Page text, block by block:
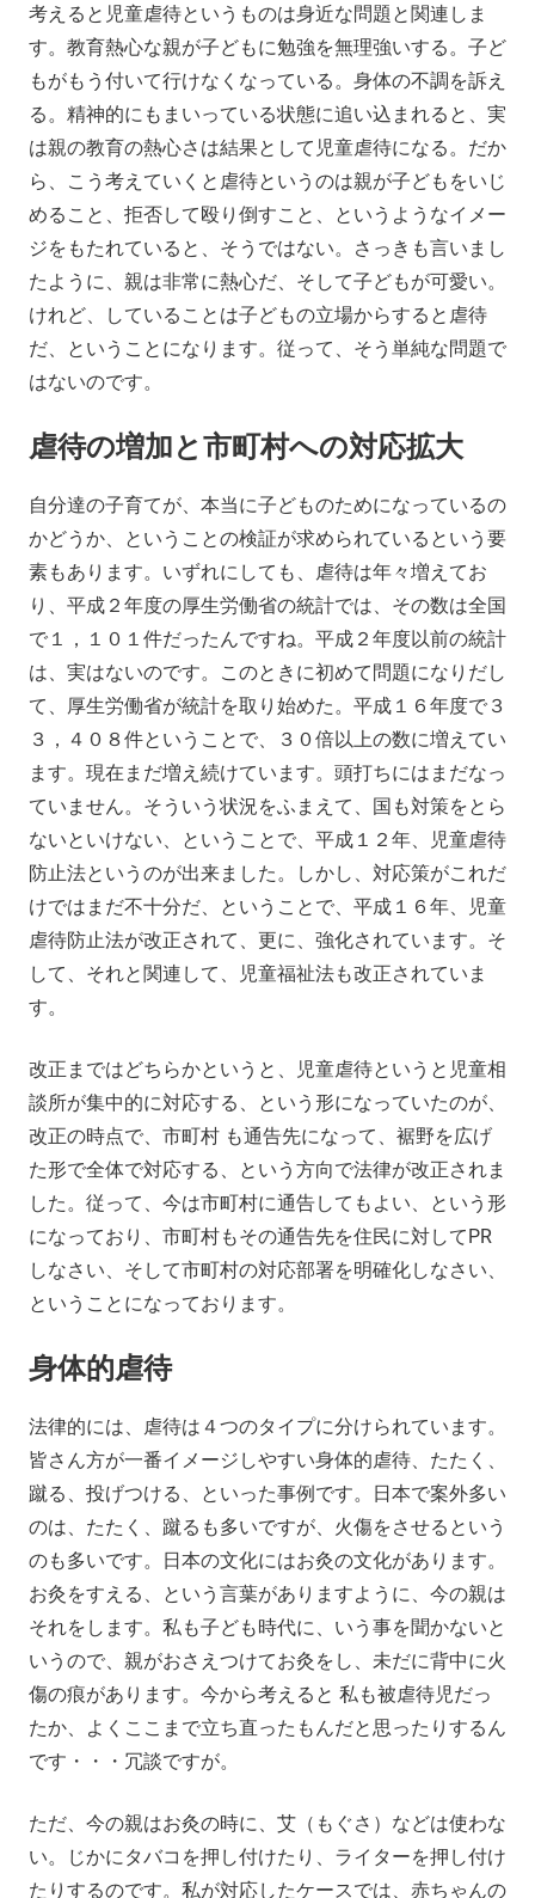
考えると児童虐待というものは身近な問題と関連しま
す。教育熱心な親が子どもに勉強を無理強いする。子ど
もがもう付いて行けなくなっている。身体の不調を訴え
る。精神的にもまいっている状態に追い込まれると、実
は親の教育の熱心さは結果として児童虐待になる。だか
ら、こう考えていくと虐待というのは親が子どもをいじ
めること、拒否して殴り倒すこと、というようなイメー
ジをもたれていると、そうではない。さっきも言いまし
たように、親は非常に熱心だ、そして子どもが可愛い。
けれど、していることは子どもの立場からすると虐待
だ、ということになります。従って、そう単純な問題で
はないのです。
虐待の増加と市町村への対応拡大
自分達の子育てが、本当に子どものためになっているの
かどうか、ということの検証が求められているという要
素もあります。いずれにしても、虐待は年々増えてお
り、平成２年度の厚生労働省の統計では、その数は全国
で１，１０１件だったんですね。平成２年度以前の統計
は、実はないのです。このときに初めて問題になりだし
て、厚生労働省が統計を取り始めた。平成１６年度で３
３，４０８件ということで、３０倍以上の数に増えてい
ます。現在まだ増え続けています。頭打ちにはまだなっ
ていません。そういう状況をふまえて、国も対策をとら
ないといけない、ということで、平成１２年、児童虐待
防止法というのが出来ました。しかし、対応策がこれだ
けではまだ不十分だ、ということで、平成１６年、児童
虐待防止法が改正されて、更に、強化されています。そ
して、それと関連して、児童福祉法も改正されていま
す。
改正まではどちらかというと、児童虐待というと児童相
談所が集中的に対応する、という形になっていたのが、
改正の時点で、市町村 も通告先になって、裾野を広げ
た形で全体で対応する、という方向で法律が改正されま
した。従って、今は市町村に通告してもよい、という形
になっており、市町村もその通告先を住民に対してPR
しなさい、そして市町村の対応部署を明確化しなさい、
ということになっております。
身体的虐待
法律的には、虐待は４つのタイプに分けられています。
皆さん方が一番イメージしやすい身体的虐待、たたく、
蹴る、投げつける、といった事例です。日本で案外多い
のは、たたく、蹴るも多いですが、火傷をさせるという
のも多いです。日本の文化にはお灸の文化があります。
お灸をすえる、という言葉がありますように、今の親は
それをします。私も子ども時代に、いう事を聞かないと
いうので、親がおさえつけてお灸をし、未だに背中に火
傷の痕があります。今から考えると 私も被虐待児だっ
たか、よくここまで立ち直ったもんだと思ったりするん
です・・・冗談ですが。
ただ、今の親はお灸の時に、艾（もぐさ）などは使わな
い。じかにタバコを押し付けたり、ライターを押し付け
たりするのです。私が対応したケースでは、赤ちゃんの